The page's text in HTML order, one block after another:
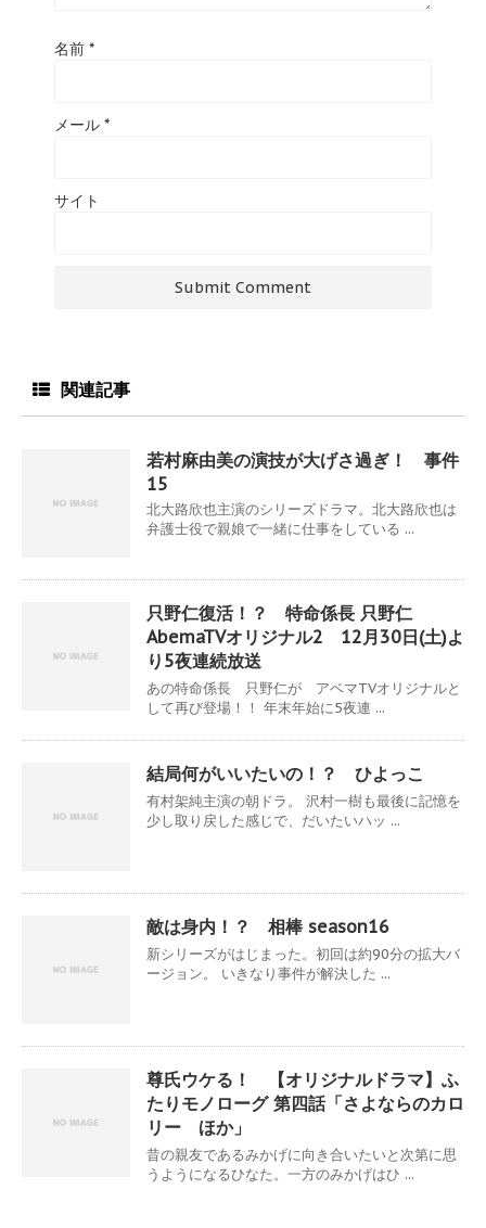
名前 *
メール *
サイト
関連記事
若村麻由美の演技が大げさ過ぎ！ 事件
15
北大路欣也主演のシリーズドラマ。北大路欣也は
弁護士役で親娘で一緒に仕事をしている ...
只野仁復活！？ 特命係長 只野仁
AbemaTVオリジナル2 12月30日(土)よ
り5夜連続放送
あの特命係長 只野仁が アベマTVオリジナルと
して再び登場！！ 年末年始に5夜連 ...
結局何がいいたいの！？ ひよっこ
有村架純主演の朝ドラ。 沢村一樹も最後に記憶を
少し取り戻した感じで、だいたいハッ ...
敵は身内！？ 相棒 season16
新シリーズがはじまった。初回は約90分の拡大バ
ージョン。 いきなり事件が解決した ...
尊氏ウケる！ 【オリジナルドラマ】ふ
たりモノローグ 第四話「さよならのカロ
リー ほか」
昔の親友であるみかげに向き合いたいと次第に思
うようになるひなた。一方のみかげはひ ...